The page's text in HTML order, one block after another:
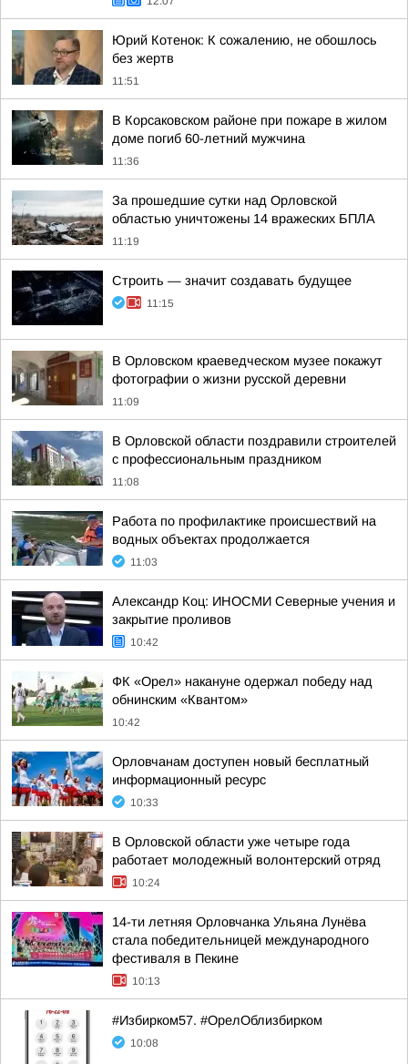
Юрий Котенок: К сожалению, не обошлось
без жертв
11:51
В Корсаковском районе при пожаре в жилом
доме погиб 60-летний мужчина
11:36
За прошедшие сутки над Орловской
областью уничтожены 14 вражеских БПЛА
11:19
Строить — значит создавать будущее
11:15
В Орловском краеведческом музее покажут
фотографии о жизни русской деревни
11:09
В Орловской области поздравили строителей
с профессиональным праздником
11:08
Работа по профилактике происшествий на
водных объектах продолжается
11:03
Александр Коц: ИНОСМИ Северные учения и
закрытие проливов
10:42
ФК «Орел» накануне одержал победу над
обнинским «Квантом»
10:42
Орловчанам доступен новый бесплатный
информационный ресурс
10:33
В Орловской области уже четыре года
работает молодежный волонтерский отряд
10:24
14-ти летняя Орловчанка Ульяна Лунёва
стала победительницей международного
фестиваля в Пекине
10:13
#Избирком57. #ОрелОблизбирком
10:08